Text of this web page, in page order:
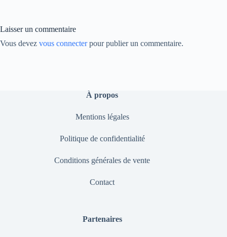
Laisser un commentaire
Vous devez vous connecterpour publier un commentaire.
À propos
Mentions légales
Politique de confidentialité
Conditions générales de vente
Contact
Partenaires